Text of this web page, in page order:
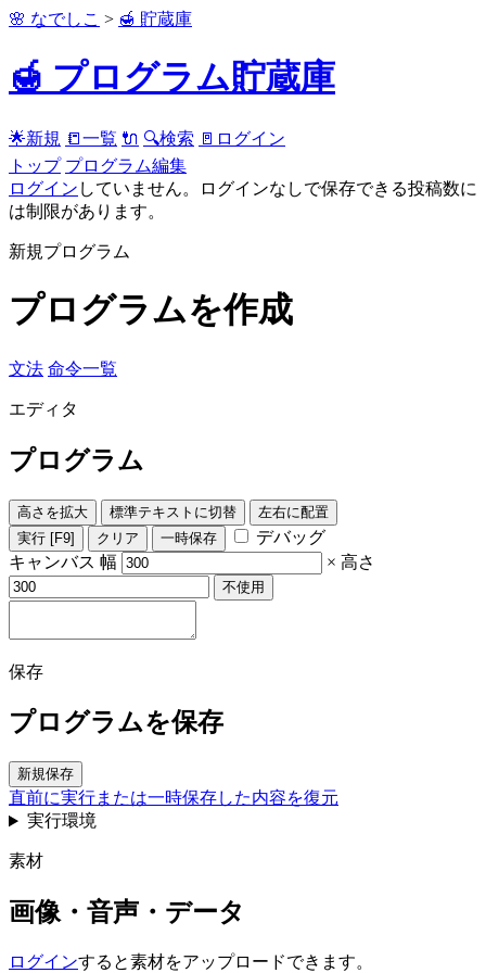
🌸 なでしこ > 🍯 貯蔵庫
🍯 プログラム貯蔵庫
🌟新規 📒一覧 🔌 🔍検索 🚪ログイン
トップ プログラム編集
ログイン していません。ログインなしで保存できる投稿数に
は制限があります。
新規プログラム
プログラムを作成
文法 命令一覧
エディタ
プログラム
高さを拡大 標準テキストに切替
左右に配置
実行 [F9] クリア 一時保存
デバッグ
キャンバス 幅 × 高さ
不使用
保存
プログラムを保存
新規保存
直前に実行または一時保存した内容を復元
実行環境
素材
画像・音声・データ
ログインすると素材をアップロードできます。